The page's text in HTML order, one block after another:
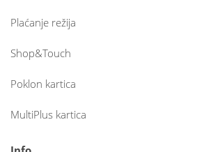
Plaćanje režija
Shop&Touch
Poklon kartica
MultiPlus kartica